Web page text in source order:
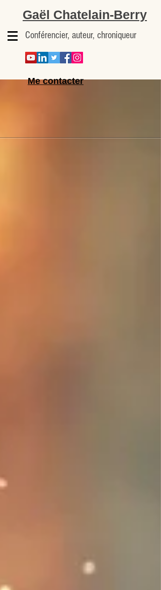
Gaël Chatelain-Berry
Conférencier, auteur, chroniqueur
Me contacter